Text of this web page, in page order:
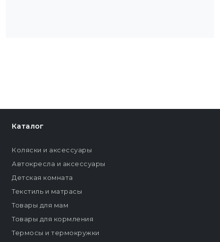
Каталог
Коляски и аксессуары
Автокресла и аксессуары
Детская комната
Текстиль и матрасы
Товары для мам
Товары для кормления
Термосы и термокружки